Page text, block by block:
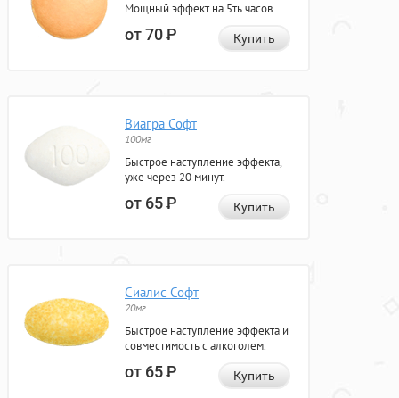
Мощный эффект на 5ть часов.
от 70Р Купить
Виагра Софт
100мг
Быстрое наступление эффекта,
уже через 20 минут.
от 65Р Купить
Сиалис Софт
20мг
Быстрое наступление эффекта и
совместимость с алкоголем.
от 65Р Купить